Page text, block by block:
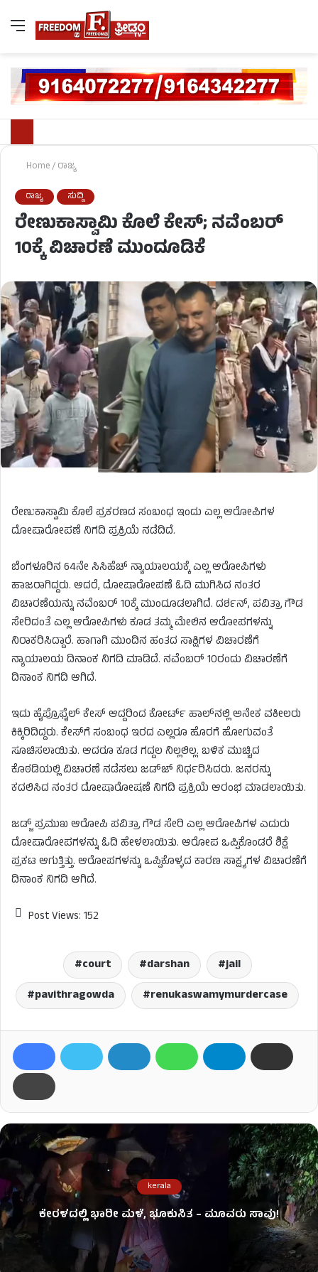
Home/ರಾಜ್ಯ
ರಾಜ್ಯ ಸುದ್ದಿ
ರೇಣುಕಾಸ್ವಾಮಿ ಕೊಲೆ ಕೇಸ್; ನವೆಂಬರ್
10ಕ್ಕೆ ವಿಚಾರಣೆ ಮುಂದೂಡಿಕೆ
ರೇಣುಕಾಸ್ವಾಮಿ ಕೊಲೆ ಪ್ರಕರಣದ ಸಂಬಂಧ ಇಂದು ಎಲ್ಲಆರೋಪಿಗಳ
ದೋಷಾರೋಪಣೆ ನಿಗದಿ ಪ್ರಕ್ರಿಯೆ ನಡೆದಿದೆ.
ಬೆಂಗಳೂರಿನ 64ನೇ ಸಿಸಿಹೆಚ್ ನ್ಯಾಯಾಲಯಕ್ಕೆಎಲ್ಲಆರೋಪಿಗಳು
ಹಾಜರಾಗಿದ್ದರು. ಆದರೆ, ದೋಷಾರೋಪಣೆ ಓದಿ ಮುಗಿಸಿದ ನಂತರ
ವಿಚಾರಣೆಯನ್ನು ನವೆಂಬರ್ 10ಕ್ಕೆ ಮುಂದೂಡಲಾಗಿದೆ. ದರ್ಶನ್, ಪವಿತ್ರಾ ಗೌಡ
ಸೇರಿದಂತೆ ಎಲ್ಲ ಆರೋಪಿಗಳು ಕೂಡ ತಮ್ಮ ಮೇಲಿನ ಆರೋಪಗಳನ್ನು
ನಿರಾಕರಿಸಿದ್ದಾರೆ. ಹಾಗಾಗಿ ಮುಂದಿನ ಹಂತದ ಸಾಕ್ಷಿಗಳ ವಿಚಾರಣೆಗೆ
ನ್ಯಾಯಾಲಯ ದಿನಾಂಕ ನಿಗದಿ ಮಾಡಿದೆ. ನವೆಂಬರ್ 10ರಂದು ವಿಚಾರಣೆಗೆ
ದಿನಾಂಕ ನಿಗದಿ ಆಗಿದೆ.
ಇದು ಹೈಪ್ರೊಫೈಲ್ ಕೇಸ್ ಆದ್ದರಿಂದ ಕೋರ್ಟ್ ಹಾಲ್​​ನಲ್ಲಿ ಅನೇಕ ವಕೀಲರು
ಕಿಕ್ಕಿರಿದಿದ್ದರು. ಕೇಸ್​​ಗೆ ಸಂಬಂಧ ಇರದ ಎಲ್ಲರೂ ಹೊರಗೆ ಹೋಗುವಂತೆ
ಸೂಚಿಸಲಾಯಿತು. ಆದರೂ ಕೂಡ ಗದ್ದಲ ನಿಲ್ಲಲಿಲ್ಲ. ಬಳಿಕ ಮುಚ್ಚಿದ
ಕೊಠಡಿಯಲ್ಲಿ ವಿಚಾರಣೆ ನಡೆಸಲು ಜಡ್​ಜ್ ನಿರ್ಧರಿಸಿದರು. ಜನರನ್ನು
ಕದಲಿಸಿದ ನಂತರ ದೋಷಾರೋಷಣೆ ನಿಗದಿ ಪ್ರಕ್ರಿಯೆ ಆರಂಭ ಮಾಡಲಾಯಿತು.
ಜಡ್ಜ್ ಪ್ರಮುಖ ಆರೋಪಿ ಪವಿತ್ರಾ ಗೌಡ ಸೇರಿ ಎಲ್ಲ ಆರೋಪಿಗಳ ಎದುರು
ದೋಷಾರೋಪಗಳನ್ನು ಓದಿ ಹೇಳಲಾಯಿತು. ಆರೋಪ ಒಪ್ಪಿಕೊಂಡರೆ ಶಿಕ್ಷೆ
ಪ್ರಕಟ ಆಗುತ್ತಿತ್ತು. ಆರೋಪಗಳನ್ನು ಒಪ್ಪಿಕೊಳ್ಳದ ಕಾರಣ ಸಾಕ್ಷ್ಯಗಳ ವಿಚಾರಣೆಗೆ
ದಿನಾಂಕ ನಿಗದಿ ಆಗಿದೆ.
Post Views: 152
court darshan
jail
pavithragowda
renukaswamymurdercase
kerala
ಕೇರಳದಲ್ಲಿ ಭಾರೀ ಮಳೆ, ಭೂಕುಸಿತ – ಮೂವರು ಸಾವು!